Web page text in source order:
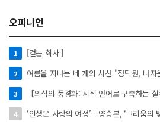
오피니언
1 [걷는 회사 ]
2 여름을 지나는 네 개의 시선 "정덕원, 나
3 【의식의 풍경화: 시적 언어로 구축하는 실
4 ‘인생은 사랑의 여정’…양승본, ‘그리움의